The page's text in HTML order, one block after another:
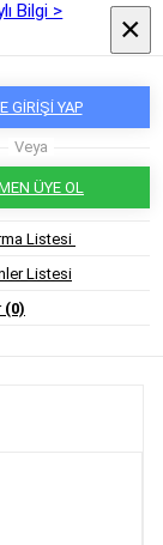
Bilgi >
GİRİŞİ YAP
Veya
ÜYE OL
Listesi
Listesi
(0)
×
×